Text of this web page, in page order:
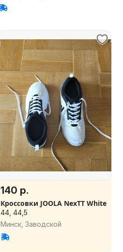
140 р.
Кроссовки JOOLA NexTT White
44, 44,5
Минск, Заводской